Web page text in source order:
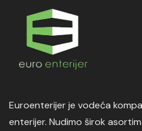
Euroenterijer je vodeća
enterijer. Nudimo širok